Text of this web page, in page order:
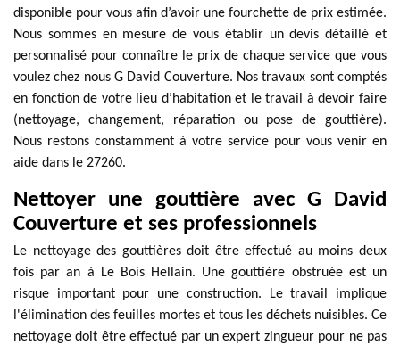
disponible pour vous afin d’avoir une fourchette de prix estimée.
Nous sommes en mesure de vous établir un devis détaillé et
personnalisé pour connaître le prix de chaque service que vous
voulez chez nous G David Couverture. Nos travaux sont comptés
en fonction de votre lieu d’habitation et le travail à devoir faire
(nettoyage, changement, réparation ou pose de gouttière).
Nous restons constamment à votre service pour vous venir en
aide dans le 27260.
Nettoyer une gouttière avec G David
Couverture et ses professionnels
Le nettoyage des gouttières doit être effectué au moins deux
fois par an à Le Bois Hellain. Une gouttière obstruée est un
risque important pour une construction. Le travail implique
l'élimination des feuilles mortes et tous les déchets nuisibles. Ce
nettoyage doit être effectué par un expert zingueur pour ne pas